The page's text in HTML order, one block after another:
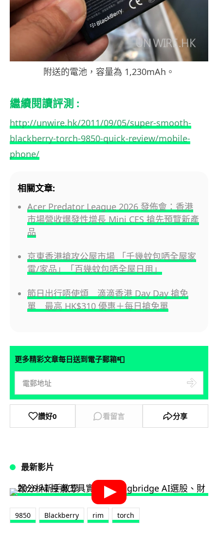
附送的電池，容量為 1,230mAh。
繼續閱讀評測 :
http://unwire.hk/2011/09/05/super-smooth-
blackberry-torch-9850-quick-review/mobile-
phone/
相關文章:
Acer Predator League 2026 發佈會：香港
市場營收爆發性增長 Mini CES 搶先預覽新產
品
京東香港搶攻公屋市場 「千幾蚊包哂全屋家
電/家品」「百幾蚊包哂全屋日用」
節日出行唔使煩 滴滴香港 Day Day 搶免
單 最高 HK$310 優惠＋每日搶免單
更多精彩文章每日送到電子郵箱📮
讚好0 看留言 分享
最新影片
9850 Blackberry rim torch